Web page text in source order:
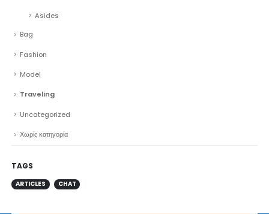
Asides
Bag
Fashion
Model
Traveling
Uncategorized
Χωρίς κατηγορία
TAGS
ARTICLES CHAT